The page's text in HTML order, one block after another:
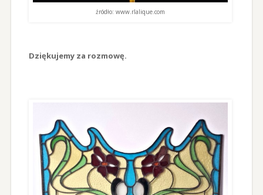
źródło: www.rlalique.com
Dziękujemy za rozmowę.